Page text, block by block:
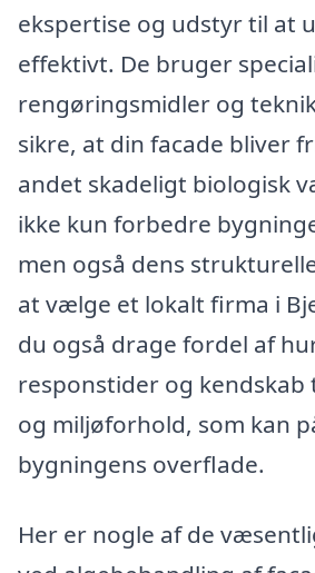
ekspertise og udstyr til at
effektivt. De bruger
rengøringsmidler og
sikre, at din facade bliver
andet skadeligt biologisk
ikke kun forbedre
men også dens
at vælge et lokalt firma i
du også drage fordel af
responstider og kendskab
og miljøforhold, som kan
bygningens overflade.
Her er nogle af de